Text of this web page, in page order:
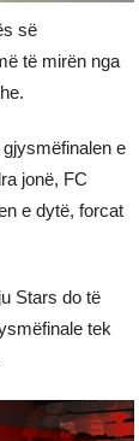
së
të mirën nga
e
jonë, FC
e dytë, forcat
Stars do të
tek